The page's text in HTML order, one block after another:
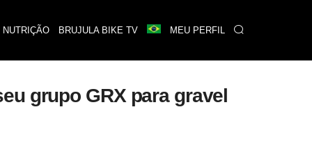
BRUJULA BIKE TV MEU PERFIL
grupo GRX para gravel